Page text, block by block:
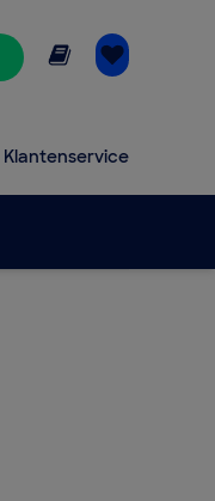
Online lezen
Klantenservice